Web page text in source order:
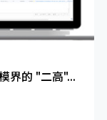
界的 "二高"...